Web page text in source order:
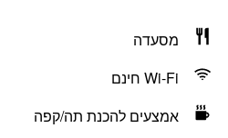
מסעדה
Wi-Fi חינם
אמצעים להכנת תה/קפה